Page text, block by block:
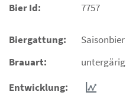
Bier Id:
7757
Biergattung:
Saisonbier
Brauart:
untergärig
Entwicklung: